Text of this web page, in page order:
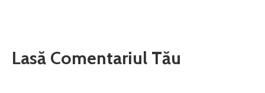
Lasă Comentariul Tău